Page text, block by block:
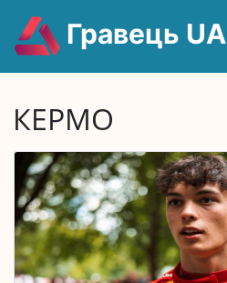
Гравець UA
КЕРМО